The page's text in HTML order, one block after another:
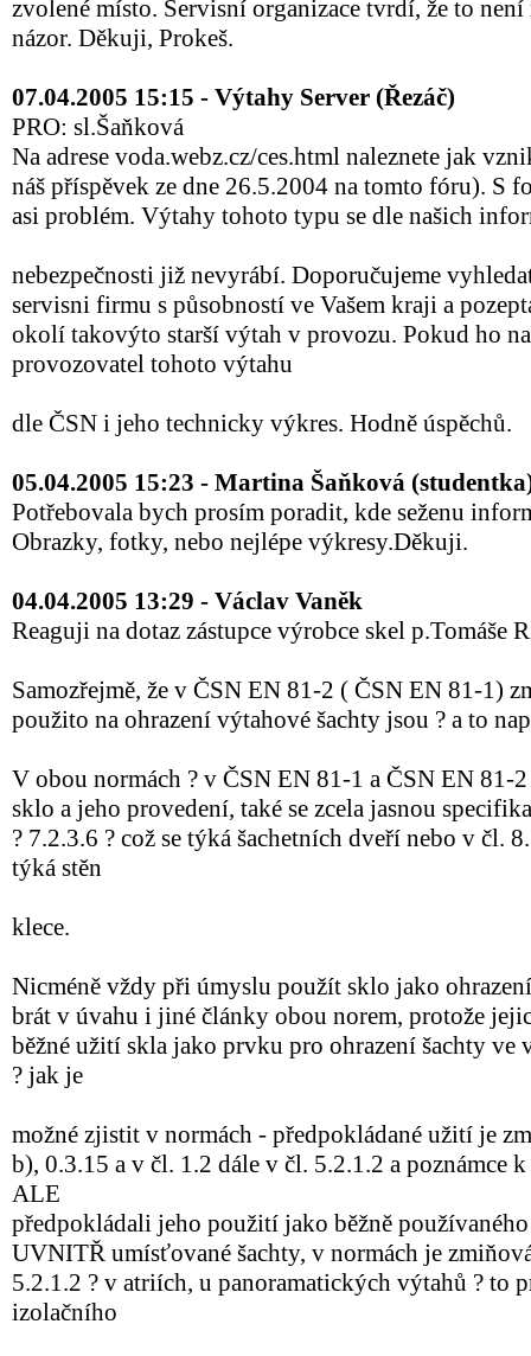
zvolené místo. Servisní organizace tvrdí, že to není
názor. Děkuji, Prokeš.
07.04.2005 15:15 - Výtahy Server (Řezáč)
PRO: sl.Šaňková
Na adrese voda.webz.cz/ces.html naleznete jak
náš příspěvek ze dne 26.5.2004 na tomto fóru). S
asi problém. Výtahy tohoto typu se dle našich
nebezpečnosti již nevyrábí. Doporučujeme
servisni firmu s působností ve Vašem kraji a
okolí takovýto starší výtah v provozu. Pokud ho
provozovatel tohoto výtahu
dle ČSN i jeho technicky výkres. Hodně úspěchů.
05.04.2005 15:23 - Martina Šaňková
Potřebovala bych prosím poradit, kde seženu
Obrazky, fotky, nebo nejlépe výkresy.Děkuji.
04.04.2005 13:29 - Václav Vaněk
Reaguji na dotaz zástupce výrobce skel p.Tomáše
Samozřejmě, že v ČSN EN 81-2 ( ČSN EN 81-1)
použito na ohrazení výtahové šachty jsou ? a to
V obou normách ? v ČSN EN 81-1 a ČSN EN 81-2
sklo a jeho provedení, také se zcela jasnou
? 7.2.3.6 ? což se týká šachetních dveří nebo v čl.
týká stěn
klece.
Nicméně vždy při úmyslu použít sklo jako
brát v úvahu i jiné články obou norem, protože
běžné užití skla jako prvku pro ohrazení šachty ve
? jak je
možné zjistit v normách - předpokládané užití je
b), 0.3.15 a v čl. 1.2 dále v čl. 5.2.1.2 a poznámce
ALE
předpokládali jeho použití jako běžně
UVNITŘ umísťované šachty, v normách je
5.2.1.2 ? v atriích, u panoramatických výtahů ? to
izolačního